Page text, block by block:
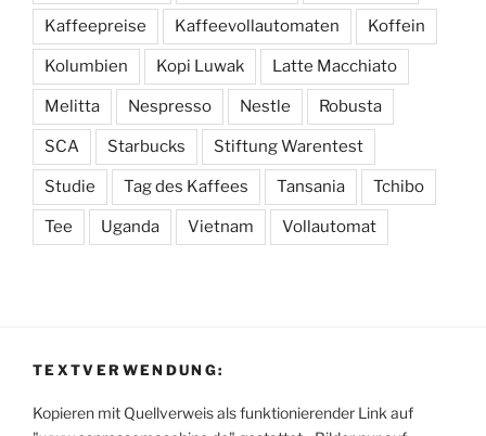
Kaffeepreise Kaffeevollautomaten Koffein
Kolumbien Kopi Luwak Latte Macchiato
Melitta Nespresso Nestle Robusta
SCA Starbucks Stiftung Warentest
Studie Tag des Kaffees Tansania Tchibo
Tee Uganda Vietnam Vollautomat
TEXTVERWENDUNG:
Kopieren mit Quellverweis als funktionierender Link auf